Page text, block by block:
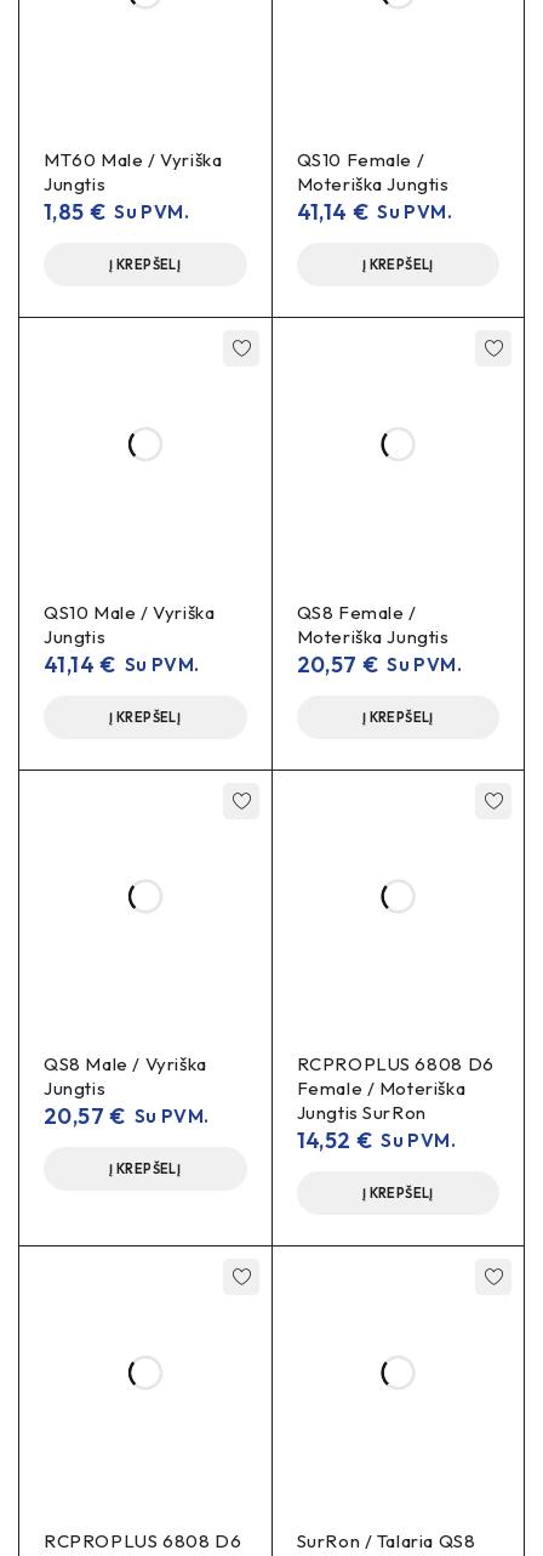
MT60 Male / Vyriška
Jungtis
1,85 € Su PVM.
Į KREPŠELĮ
QS10 Female /
Moteriška Jungtis
41,14 € Su PVM.
Į KREPŠELĮ
QS10 Male / Vyriška
Jungtis
41,14€ Su PVM.
Į KREPŠELĮ
QS8 Female /
Moteriška Jungtis
20,57 € Su PVM.
Į KREPŠELĮ
QS8 Male / Vyriška
Jungtis
20,57€ Su PVM.
Į KREPŠELĮ
RCPROPLUS 6808 D6
Female / Moteriška
Jungtis SurRon
14,52 € Su PVM.
Į KREPŠELĮ
RCPROPLUS 6808 D6
SurRon / Talaria QS8